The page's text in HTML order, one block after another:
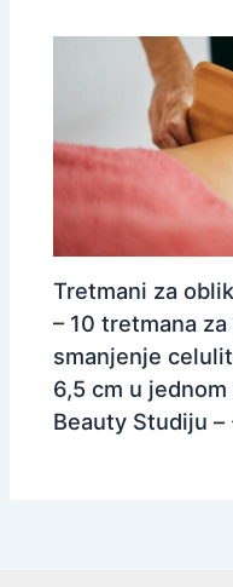
Tretmani za
– 10 tretmana
smanjenje
6,5 cm u
Beauty Studiju